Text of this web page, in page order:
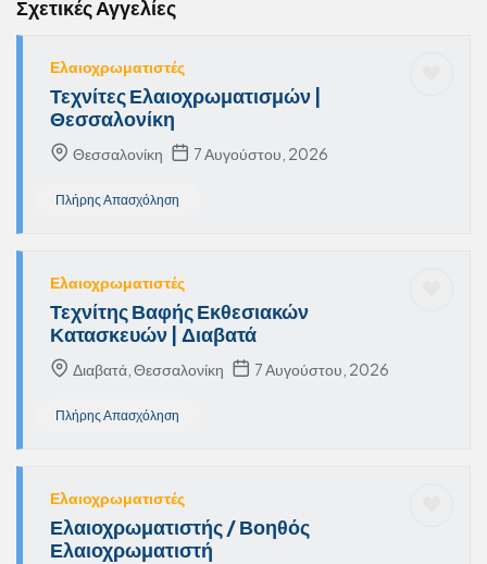
Σχετικές Αγγελίες
Ελαιοχρωματιστές
Τεχνίτες Ελαιοχρωματισμών |
Θεσσαλονίκη
Θεσσαλονίκη 7 Αυγούστου, 2026
Πλήρης Απασχόληση
Ελαιοχρωματιστές
Τεχνίτης Βαφής Εκθεσιακών
Κατασκευών | Διαβατά
Διαβατά, Θεσσαλονίκη 7 Αυγούστου, 2026
Πλήρης Απασχόληση
Ελαιοχρωματιστές
Ελαιοχρωματιστής / Βοηθός
Ελαιοχρωματιστή